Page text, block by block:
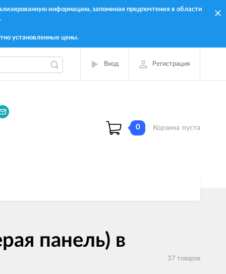
информацию, запоминая предпочтения в области
установленные цены.
Вход Регистрация
0 Корзина пуста
панель) в
37 товаров